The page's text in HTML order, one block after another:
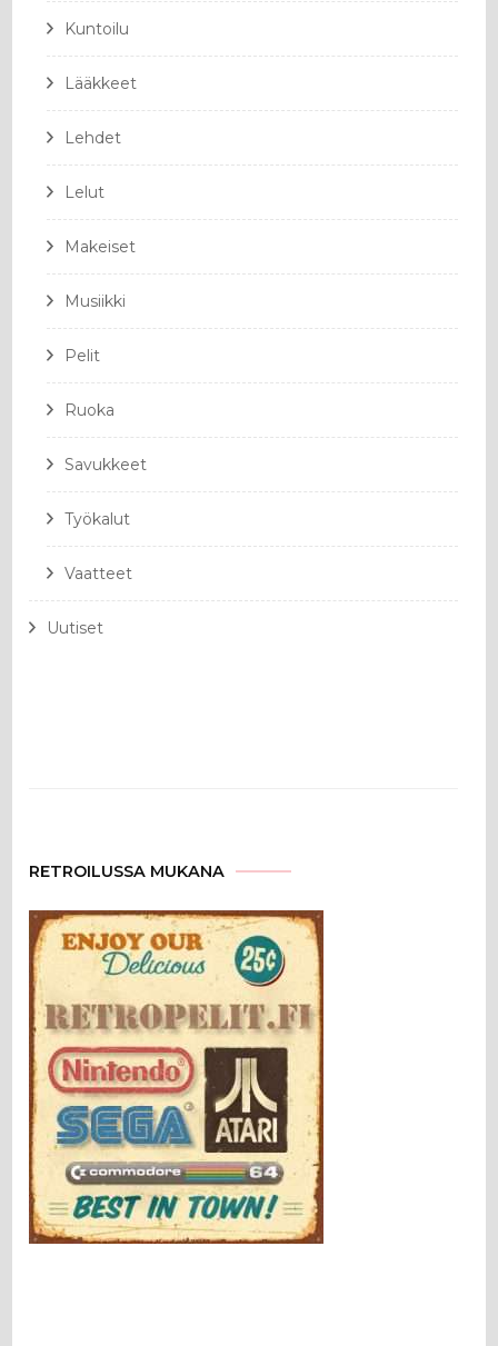
Kuntoilu
Lääkkeet
Lehdet
Lelut
Makeiset
Musiikki
Pelit
Ruoka
Savukkeet
Työkalut
Vaatteet
Uutiset
RETROILUSSA MUKANA